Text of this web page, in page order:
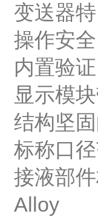
变送
操作安
内置验
显示模
结构坚
标称口
接液
Alloy